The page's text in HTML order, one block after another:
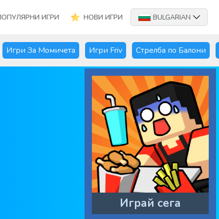
ИГРИ НОВИ ИГРИ BULGARIAN
Игри За Момичета Игри Friv Стрелба по Балони
Играй сега